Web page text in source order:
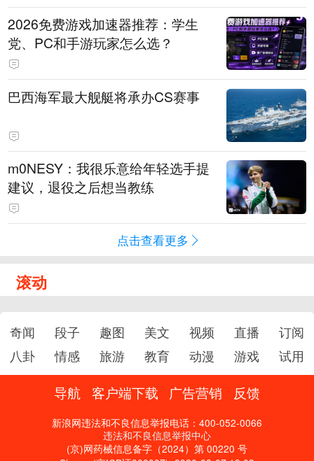
2026免费游戏加速器推荐：学生
党、PC和手游玩家怎么选？
巴西海军最大舰艇将承办CS赛事
m0NESY：我很乐意给年轻选手提
建议，退役之后想当教练
点击查看更多
滚动
奇闻 段子 趣图 美文 视频 直播
订阅
八卦
情感 旅游 教育 动漫 游戏 试用
导航 客户端下载 广告营销 反馈
新浪网违法和不良信息举报电话：400-052-0066
违法和不良信息举报中心
(京)网药械信息备字（2024）第 00220 号